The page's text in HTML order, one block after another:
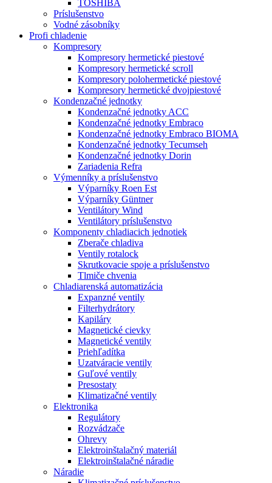
TOSHIBA
Príslušenstvo
Vodné zásobníky
Profi chladenie
Kompresory
Kompresory hermetické piestové
Kompresory hermetické scroll
Kompresory polohermetické piestové
Kompresory hermetické dvojpiestové
Kondenzačné jednotky
Kondenzačné jednotky ACC
Kondenzačné jednotky Embraco
Kondenzačné jednotky Embraco BIOMA
Kondenzačné jednotky Tecumseh
Kondenzačné jednotky Dorin
Zariadenia Refra
Výmenníky a príslušenstvo
Výparníky Roen Est
Výparníky Güntner
Ventilátory Wind
Ventilátory príslušenstvo
Komponenty chladiacich jednotiek
Zberače chladiva
Ventily rotalock
Skrutkovacie spoje a príslušenstvo
Tlmiče chvenia
Chladiarenská automatizácia
Expanzné ventily
Filterhydrátory
Kapiláry
Magnetické cievky
Magnetické ventily
Priehľadítka
Uzatváracie ventily
Guľové ventily
Presostaty
Klimatizačné ventily
Elektronika
Regulátory
Rozvádzače
Ohrevy
Elektroinštalačný materiál
Elektroinštalačné náradie
Náradie